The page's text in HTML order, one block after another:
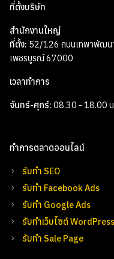
ที่ตั้งบริษัท
สำนักงานใหญ่
ที่ตั้ง: 52/126 ถนนเทพาพัฒนา
เพชรบูรณ์ 67000
เวลาทำการ
จันทร์-ศุกร์: 08.30 - 18.00
ทำการตลาดออนไลน์
รับทำ SEO
รับทำ Facebook Ads
รับทำ Google Ads
รับทำเว็บไซต์ WordPress
รับทำ Sale Page